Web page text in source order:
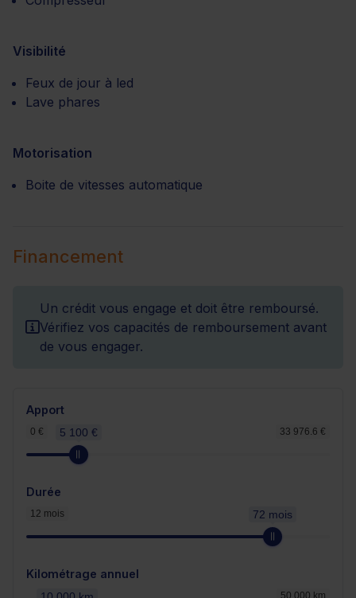
Visibilité
Feux de jour à led
Lave phares
Motorisation
Boite de vitesses automatique
Financement
Un crédit vous engage et doit être remboursé.
Vérifiez vos capacités de remboursement avant
de vous engager.
Apport
0 € 33 976.6 €
5 100 €
Durée
12 mois 72 mois
Kilométrage annuel
50 000 km